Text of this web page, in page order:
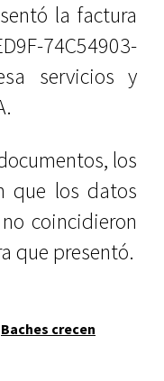
la factura
74C54903-
servicios y
los
que los datos
coincidieron
que presentó.
Baches crecen